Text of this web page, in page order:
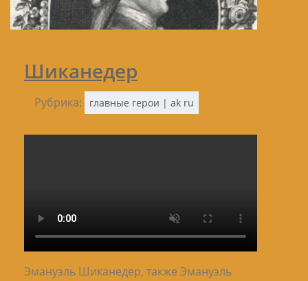
Шиканедер
Рубрика: главные герои | ak ru
Эмануэль Шиканедер, также Эмануэль